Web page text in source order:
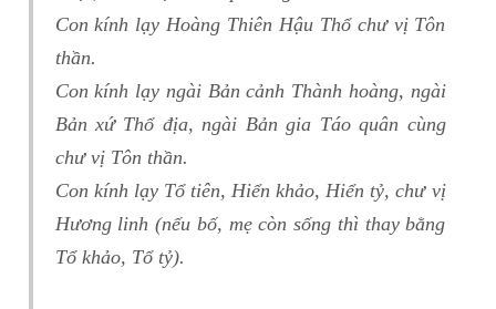
Con kính lạy Hoàng Thiên Hậu Thổ chư vị Tôn
thần.
Con kính lạy ngài Bản cảnh Thành hoàng, ngài
Bản xứ Thổ địa, ngài Bản gia Táo quân cùng
chư vị Tôn thần.
Con kính lạy Tổ tiên, Hiển khảo, Hiển tỷ, chư vị
Hương linh (nếu bố, mẹ còn sống thì thay bằng
Tổ khảo, Tổ tỷ).